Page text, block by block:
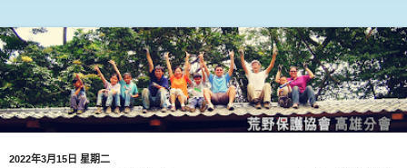
2022年3月15日 星期二